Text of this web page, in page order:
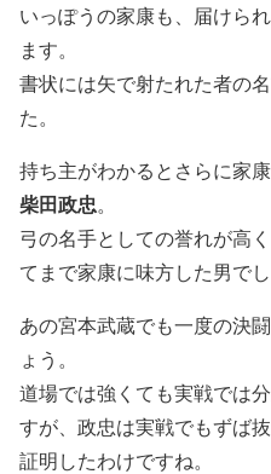
いっぽうの家康も、届けら
ます。
書状には矢で射たれた者の
た。
持ち主がわかるとさらに家
柴田政忠。
弓の名手としての誉れが高
てまで家康に味方した男でし
あの宮本武蔵でも一度の決
ょう。
道場では強くても実戦では
すが、政忠は実戦でもずば
証明したわけですね。